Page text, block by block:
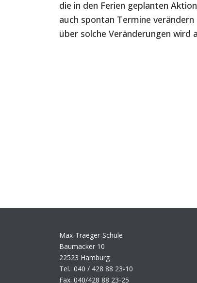
die in den Ferien geplanten
auch spontan Termine
über solche Veränderungen
Max-Traeger-Schule
Baumacker 10
22523 Hamburg
Tel.: 040 / 428 88 23-10
Fax: 040/428 88 23-25